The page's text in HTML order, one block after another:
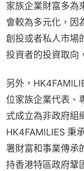
家族企業財富多為
會較為多元化，因
創投或者私人市場
投資者的投資取向
另外，
位家族企業代表、
式成立為非政府組
HK4FAMILIES 秉
署財富和事業傳承
持香港特區政府鞏